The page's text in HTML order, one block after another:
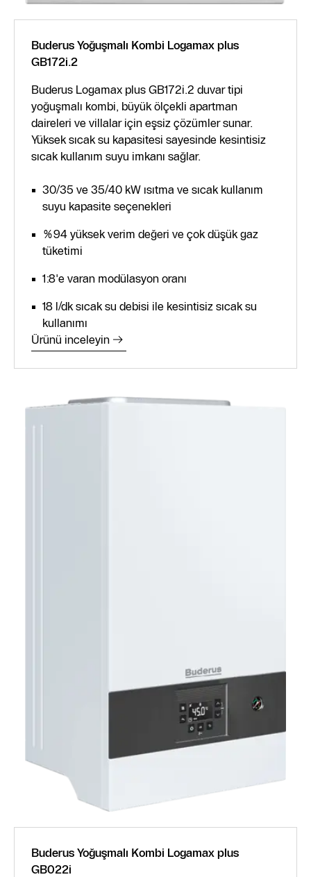
Buderus Yoğuşmalı Kombi Logamax plus
GB172i.2
Buderus Logamax plus GB172i.2 duvar tipi
yoğuşmalı kombi, büyük ölçekli apartman
daireleri ve villalar için eşsiz çözümler sunar.
Yüksek sıcak su kapasitesi sayesinde kesintisiz
sıcak kullanım suyu imkanı sağlar.
30/35 ve 35/40 kW ısıtma ve sıcak kullanım
suyu kapasite seçenekleri
%94 yüksek verim değeri ve çok düşük gaz
tüketimi
1:8'e varan modülasyon oranı
18 l/dk sıcak su debisi ile kesintisiz sıcak su
kullanımı
Ürünü inceleyin
Buderus Yoğuşmalı Kombi Logamax plus
GB022i